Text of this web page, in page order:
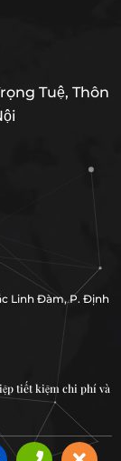
Tuệ, Thôn
Linh Đàm, P. Định
tiết kiệm chi phí và